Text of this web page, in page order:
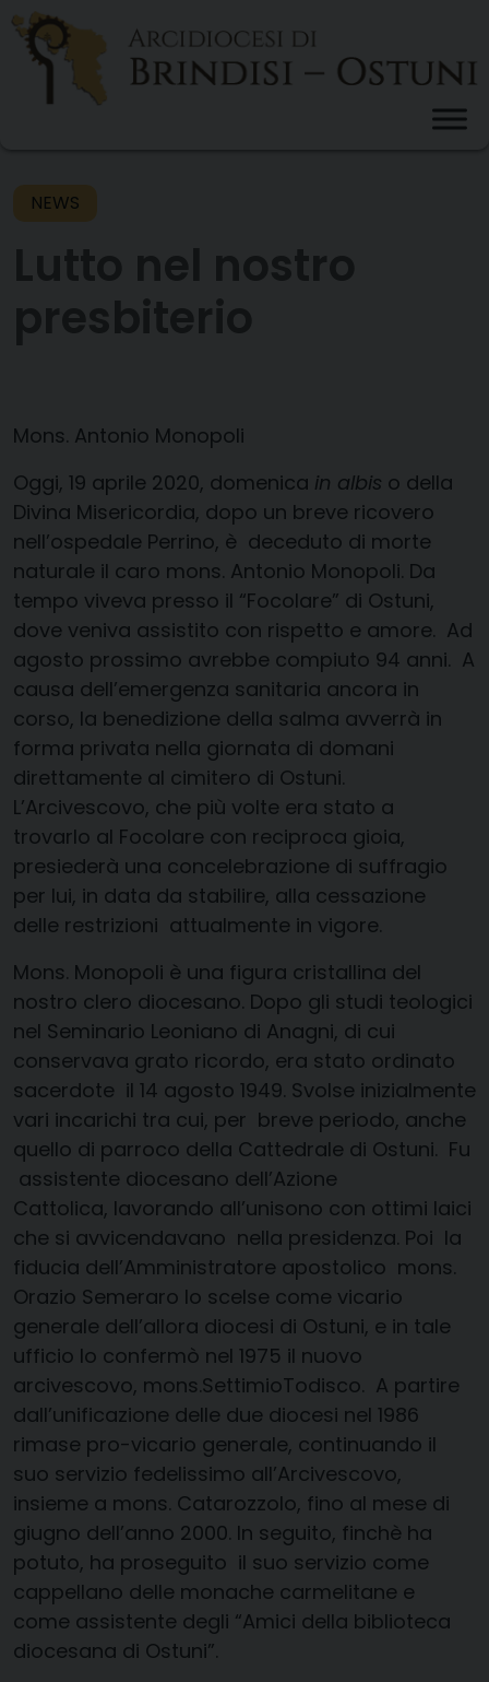
Skip
content
NEWS
Mons. Antonio Monopoli
Oggi, 19 aprile 2020, domenica in albis o della
Divina Misericordia, dopo un breve ricovero
nell’ospedale Perrino, è deceduto di morte
naturale il caro mons. Antonio Monopoli. Da
tempo viveva presso il “Focolare” di Ostuni,
dove veniva assistito con rispetto e amore. Ad
agosto prossimo avrebbe compiuto 94 anni. A
causa dell’emergenza sanitaria ancora in
corso, la benedizione della salma avverrà in
forma privata nella giornata di domani
direttamente al cimitero di Ostuni.
L’Arcivescovo, che più volte era stato a
trovarlo al Focolare con reciproca gioia,
presiederà una concelebrazione di suffragio
per lui, in data da stabilire, alla cessazione
delle restrizioni attualmente in vigore.
Mons. Monopoli è una figura cristallina del
nostro clero diocesano. Dopo gli studi teologici
nel Seminario Leoniano di Anagni, di cui
conservava grato ricordo, era stato ordinato
sacerdote il 14 agosto 1949. Svolse inizialmente
vari incarichi tra cui, per breve periodo, anche
quello di parroco della Cattedrale di Ostuni. Fu
assistente diocesano dell’Azione
Cattolica, lavorando all’unisono con ottimi laici
che si avvicendavano nella presidenza. Poi la
fiducia dell’Amministratore apostolico mons.
Orazio Semeraro lo scelse come vicario
generale dell’allora diocesi di Ostuni, e in tale
ufficio lo confermò nel 1975 il nuovo
arcivescovo, mons.SettimioTodisco. A partire
dall’unificazione delle due diocesi nel 1986
rimase pro-vicario generale, continuando il
suo servizio fedelissimo all’Arcivescovo,
insieme a mons. Catarozzolo, fino al mese di
giugno dell’anno 2000. In seguito, finchè ha
potuto, ha proseguito il suo servizio come
cappellano delle monache carmelitane e
come assistente degli “Amici della biblioteca
diocesana di Ostuni”.